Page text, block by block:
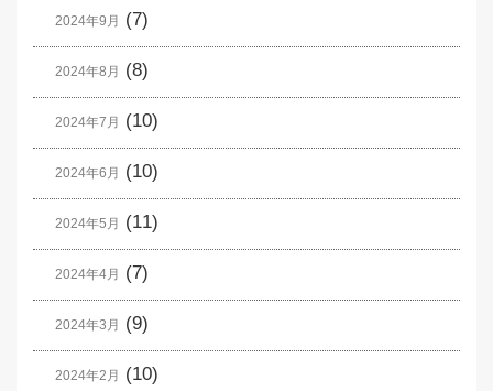
2024年9月 (7)
2024年8月 (8)
2024年7月 (10)
2024年6月 (10)
2024年5月 (11)
2024年4月 (7)
2024年3月 (9)
2024年2月 (10)